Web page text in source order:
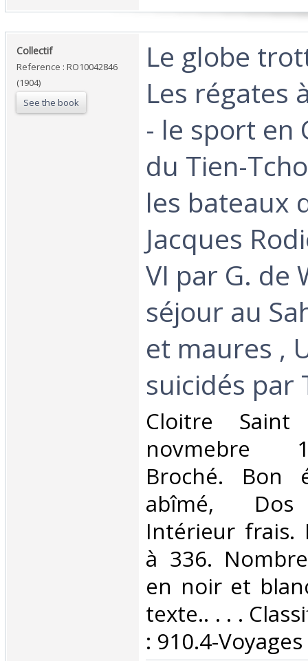
‎Collectif‎
Reference : RO10042846
(1904)
See the book
‎Le globe
Les régates
- le sport en
du Tien-
les bateaux
Jacques
VI par G. de
séjour au
et maures ,
suicidés par
‎Cloitre
novmebre
Broché. Bon
abîmé, Dos
Intérieur frais.
à 336.
en noir et
texte.. . . .
: 910.4-Voyages‎